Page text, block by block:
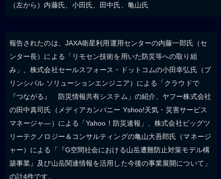
（左から）内藤氏、小田氏、田中氏、亀山氏
報告されたのは、JAXA衛星利用運用センターの内藤一郎氏（セ
ンター長）による「リモセン技術を用いた防災等への取り組
み」、株式会社セールスフォース・ドットコムの小田幸弘氏（プ
リンシパル ソリューションエンジニア）による「クラウドで
『つながる』 防災情報共有システム」の紹介、ヤフー株式会社
の田中真司氏（メディアカンパニー Yshoo!天気・災害サービス
マネージャ—）による「Yahoo！防災速報」、株式会社ビッグツ
リーテクノロジー＆コンサルティングの亀山大吾郎氏（マネージ
ャー）による「『G空間社会における山岳遭難防止対策モデル構
築事業』及び山岳関連情報を活用した今後の事業展開について」
の計4件です。